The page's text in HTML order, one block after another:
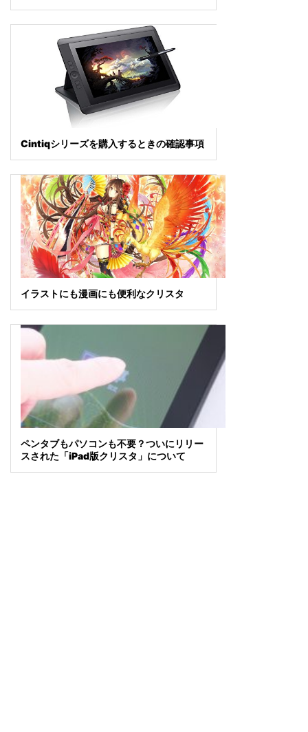
Cintiqシリーズを購入するときの確認事項
イラストにも漫画にも便利なクリスタ
ペンタブもパソコンも不要？ついにリリー
スされた「iPad版クリスタ」について